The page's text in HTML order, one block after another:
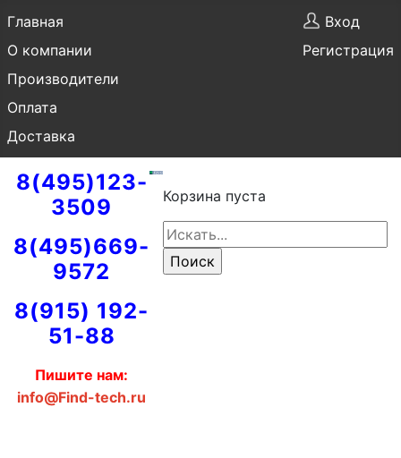
Главная
О компании
Производители
Оплата
Доставка
Вход
Регистрация
8(495)123-
3509
8(495)669-
9572
8(915) 192-
51-88
Пишите нам:
info@Find-tech.ru
Корзина пуста